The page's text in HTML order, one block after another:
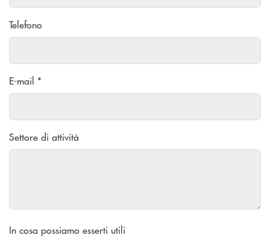
Telefono
E-mail *
Settore di attività
In cosa possiamo esserti utili